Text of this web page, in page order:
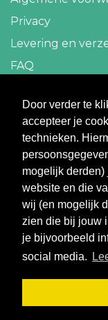
Door verder te
accepteer je
technieken.
mogelijk
website en die
wij (en mogelijk
zien die bij jouw
je bijvoorbeeld
social media.
Privacy
Levering en
FAQ
Contact
Betaal